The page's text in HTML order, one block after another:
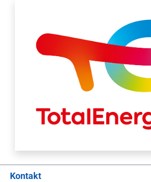
Kontakt